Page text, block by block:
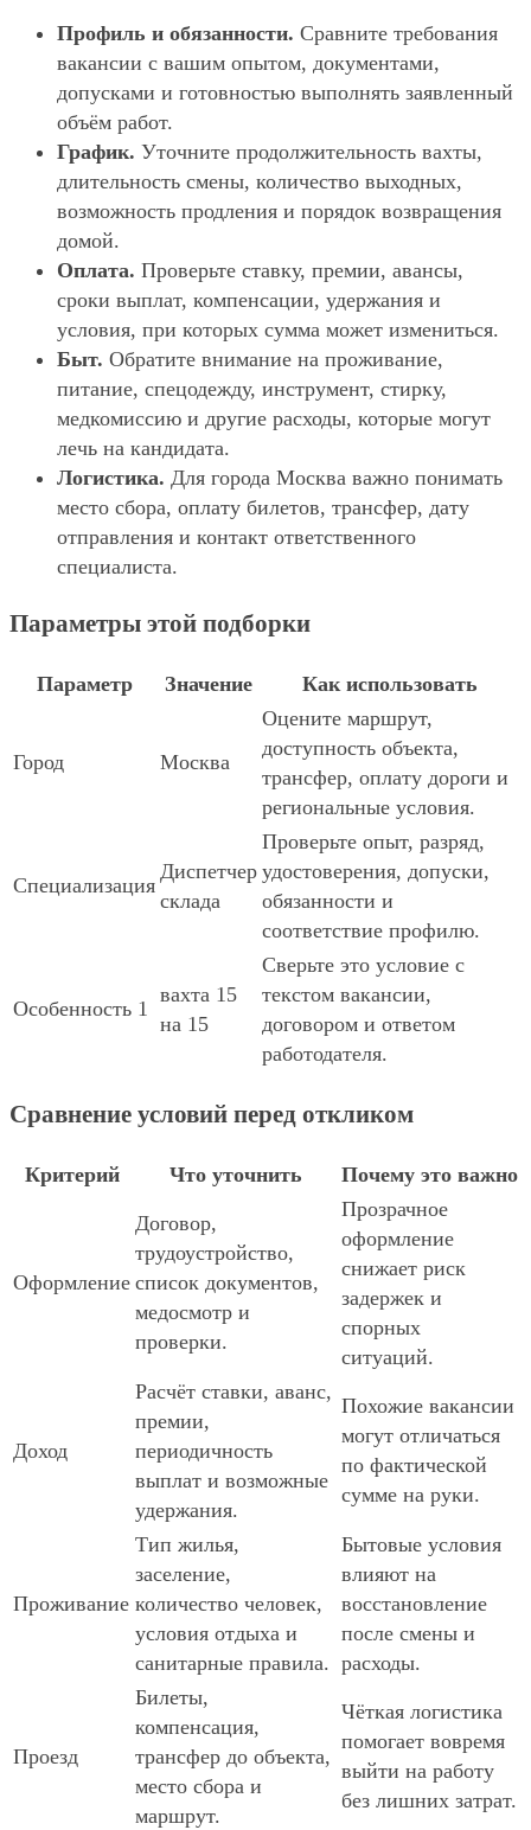
Профиль и обязанности. Сравните требования
вакансии с вашим опытом, документами,
допусками и готовностью выполнять заявленный
объём работ.
График. Уточните продолжительность вахты,
длительность смены, количество выходных,
возможность продления и порядок возвращения
домой.
Оплата. Проверьте ставку, премии, авансы,
сроки выплат, компенсации, удержания и
условия, при которых сумма может измениться.
Быт. Обратите внимание на проживание,
питание, спецодежду, инструмент, стирку,
медкомиссию и другие расходы, которые могут
лечь на кандидата.
Логистика. Для города Москва важно понимать
место сбора, оплату билетов, трансфер, дату
отправления и контакт ответственного
специалиста.
Параметры этой подборки
Параметр Значение Как использовать
Город Москва
Оцените маршрут,
доступность объекта,
трансфер, оплату дороги и
региональные условия.
Специализация
Диспетчер
склада
Проверьте опыт, разряд,
удостоверения, допуски,
обязанности и
соответствие профилю.
Особенность 1
вахта 15
на 15
Сверьте это условие с
текстом вакансии,
договором и ответом
работодателя.
Сравнение условий перед откликом
Критерий Что уточнить Почему это важно
Оформление
Договор,
трудоустройство,
список документов,
медосмотр и
проверки.
Прозрачное
оформление
снижает риск
задержек и
спорных
ситуаций.
Доход
Расчёт ставки, аванс,
премии,
периодичность
выплат и возможные
удержания.
Похожие вакансии
могут отличаться
по фактической
сумме на руки.
Проживание
Тип жилья,
заселение,
количество человек,
условия отдыха и
санитарные правила.
Бытовые условия
влияют на
восстановление
после смены и
расходы.
Проезд
Билеты,
компенсация,
трансфер до объекта,
место сбора и
маршрут.
Чёткая логистика
помогает вовремя
выйти на работу
без лишних затрат.